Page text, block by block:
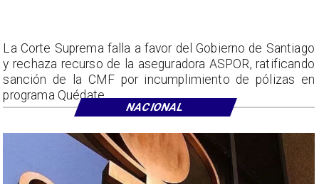
La Corte Suprema falla a favor del Gobierno de Santiago
y rechaza recurso de la aseguradora ASPOR, ratificando
sanción de la CMF por incumplimiento de pólizas en
programa Quédate.
NACIONAL